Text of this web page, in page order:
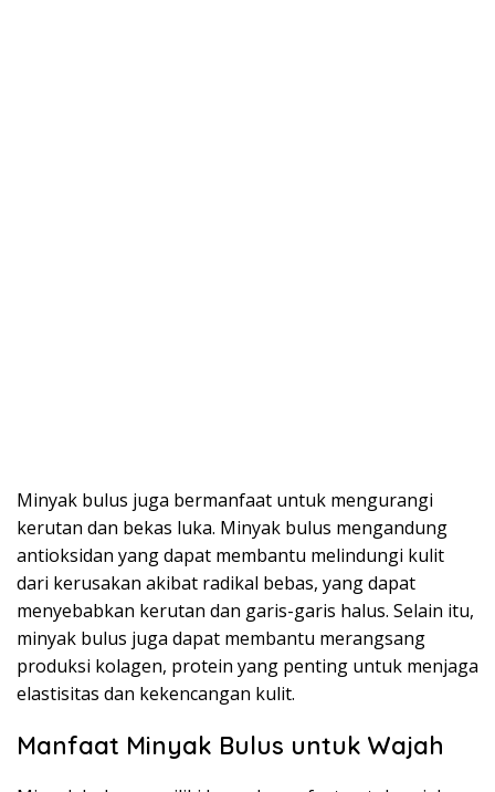
Minyak bulus juga bermanfaat untuk mengurangi
kerutan dan bekas luka. Minyak bulus mengandung
antioksidan yang dapat membantu melindungi kulit
dari kerusakan akibat radikal bebas, yang dapat
menyebabkan kerutan dan garis-garis halus. Selain itu,
minyak bulus juga dapat membantu merangsang
produksi kolagen, protein yang penting untuk menjaga
elastisitas dan kekencangan kulit.
Manfaat Minyak Bulus untuk Wajah